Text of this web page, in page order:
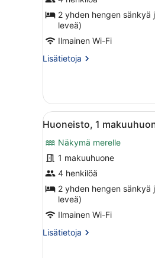
makuuhuone,
parveke,
merinäköala
kuvat
2 yhden hengen sänkyä
leveä)
Ilmainen Wi-Fi
Lisätietoja
Lisätietoja
1
makuuhuone,
parveke,
Avaa
kaikki
huonetyypin
Huoneisto,
1
makuuhuone,
parveke,
merinäköala
kuvat
6
Huoneisto, 1
Näkymä merelle
1 makuuhuone
4 henkilöä
2 yhden hengen sänkyä
leveä)
Ilmainen Wi-Fi
Lisätietoja
Lisätietoja